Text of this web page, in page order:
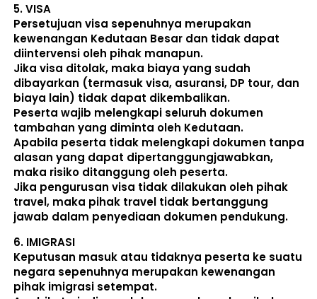
5. VISA
Persetujuan visa sepenuhnya merupakan
kewenangan Kedutaan Besar dan tidak dapat
diintervensi oleh pihak manapun.
Jika visa ditolak, maka biaya yang sudah
dibayarkan (termasuk visa, asuransi, DP tour, dan
biaya lain) tidak dapat dikembalikan.
Peserta wajib melengkapi seluruh dokumen
tambahan yang diminta oleh Kedutaan.
Apabila peserta tidak melengkapi dokumen tanpa
alasan yang dapat dipertanggungjawabkan,
maka risiko ditanggung oleh peserta.
Jika pengurusan visa tidak dilakukan oleh pihak
travel, maka pihak travel tidak bertanggung
jawab dalam penyediaan dokumen pendukung.
6. IMIGRASI
Keputusan masuk atau tidaknya peserta ke suatu
negara sepenuhnya merupakan kewenangan
pihak imigrasi setempat.